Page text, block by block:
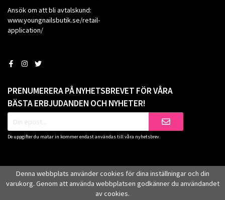
Ansök om att bli avtalskund:
www.youngnailsbutik.se/retail-
application/
PRENUMERERA PÅ NYHETSBREVET FÖR VÅRA
BÄSTA ERBJUDANDEN OCH NYHETER!
De uppgifter du matar in kommer endast användas till våra nyhetsbrev.
Denna webbplats använder cookies för dina inställningar och din
varukorg. Genom att använda webbplatsen godkänner du användandet
av cookies.